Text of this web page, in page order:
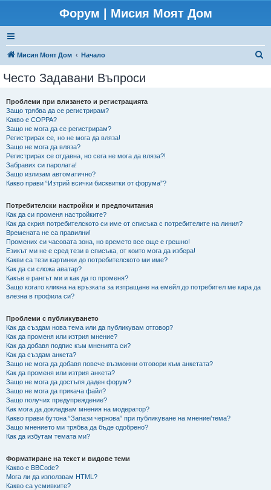
Форум | Мисия Моят Дом
Мисия Моят Дом Начало
Често Задавани Въпроси
Проблеми при влизането и регистрацията
Защо трябва да се регистрирам?
Какво е COPPA?
Защо не мога да се регистрирам?
Регистрирах се, но не мога да вляза!
Защо не мога да вляза?
Регистрирах се отдавна, но сега не мога да вляза?!
Забравих си паролата!
Защо излизам автоматично?
Какво прави “Изтрий всички бисквитки от форума”?
Потребителски настройки и предпочитания
Как да си променя настройките?
Как да скрия потребителското си име от списъка с потребителите на линия?
Времената не са правилни!
Промених си часовата зона, но времето все още е грешно!
Езикът ми не е сред тези в списъка, от които мога да избера!
Какви са тези картинки до потребителското ми име?
Как да си сложа аватар?
Какъв е рангът ми и как да го променя?
Защо когато кликна на връзката за изпращане на емейл до потребител ме кара да
влезна в профила си?
Проблеми с публикуването
Как да създам нова тема или да публикувам отговор?
Как да променя или изтрия мнение?
Как да добавя подпис към мненията си?
Как да създам анкета?
Защо не мога да добавя повече възможни отговори към анкетата?
Как да променя или изтрия анкета?
Защо не мога да достъпя даден форум?
Защо не мога да прикача файл?
Защо получих предупреждение?
Как мога да докладвам мнения на модератор?
Какво прави бутона “Запази чернова” при публикуване на мнение/тема?
Защо мнението ми трябва да бъде одобрено?
Как да избутам темата ми?
Форматиране на текст и видове теми
Какво е BBCode?
Мога ли да използвам HTML?
Какво са усмивките?